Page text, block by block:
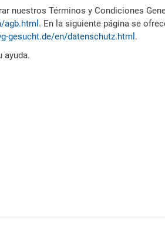
nuestros Términos y Condiciones
agb.html . En la siguiente página se
gesucht.de/en/datenschutz.html .
ayuda.